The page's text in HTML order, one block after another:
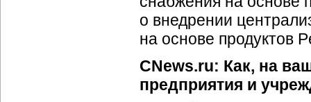
о внедрении
на основе продуктов
CNews.ru: Как, на
предприятия и